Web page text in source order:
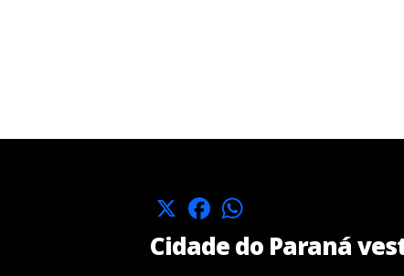
X Facebook
Cidade do Paraná